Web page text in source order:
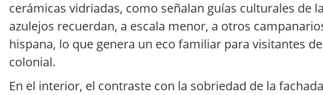
cerámicas vidriadas, como señalan guías culturales de
azulejos recuerdan, a escala menor, a otros
hispana, lo que genera un eco familiar para visitantes
colonial.
En el interior, el contraste con la sobriedad de la